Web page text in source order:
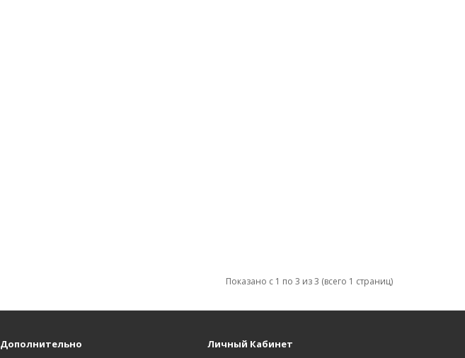
Показано с 1 по 3 из 3 (всего 1 страниц)
Дополнительно Личный Кабинет